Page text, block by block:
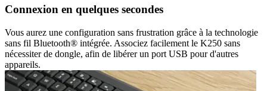
Connexion en quelques secondes
Vous aurez une configuration sans frustration grâce à la technologie
sans fil Bluetooth® intégrée. Associez facilement le K250 sans
nécessiter de dongle, afin de libérer un port USB pour d'autres
appareils.